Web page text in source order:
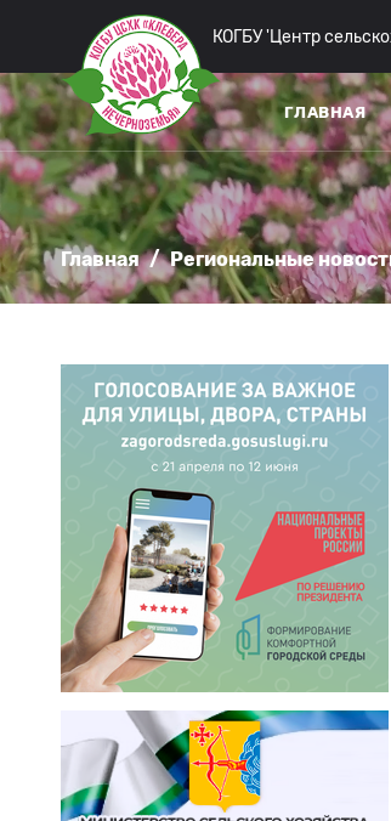
КОГБУ 'Центр
ГЛАВНАЯ
Главная / Региональные